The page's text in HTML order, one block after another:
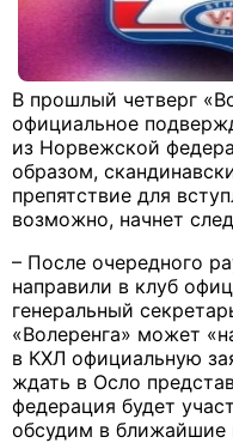
В прошлый четверг
официальное
из Норвежской
образом,
препятствие для
возможно, начнет
– После очередного
направили в клуб
генеральный
«Волеренга» может
в КХЛ официальную
ждать в Осло
федерация будет
обсудим в ближайшие